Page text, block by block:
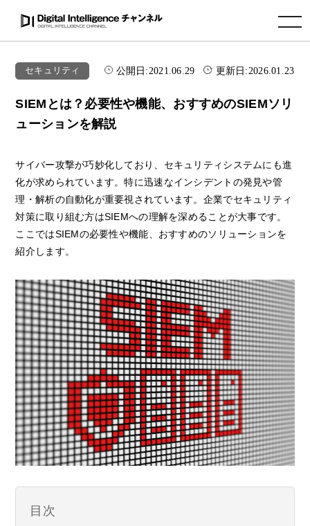
toggle navigation
セキュリティ 公開日:2021.06.29 更新日:2026.01.23
SIEMとは？必要性や機能、おすすめのSIEMソリ
ューションを解説
サイバー攻撃が巧妙化しており、セキュリティシステムにも進
化が求められています。特に迅速なインシデントの発見や管
理・解析の自動化が重要視されています。企業でセキュリティ
対策に取り組む方はSIEMへの理解を深めることが大事です。
ここではSIEMの必要性や機能、おすすめのソリューションを
紹介します。
目次